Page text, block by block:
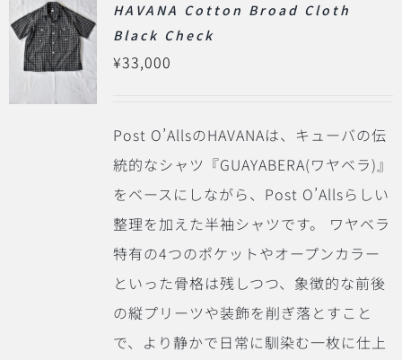
HAVANA Cotton Broad Cloth
Black Check
¥33,000
Post O’AllsのHAVANAは、キューバの伝
統的なシャツ『GUAYABERA(ワヤベラ)』
をベースにしながら、Post O’Allsらしい
整理を加えた半袖シャツです。 ワヤベラ
特有の4つのポケットやオープンカラー
といった骨格は残しつつ、象徴的な前後
の縦プリーツや装飾を削ぎ落とすこと
で、より静かで日常に馴染む一枚に仕上